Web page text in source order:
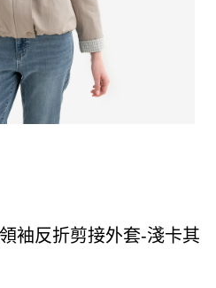
袖反折剪接外套-淺卡其